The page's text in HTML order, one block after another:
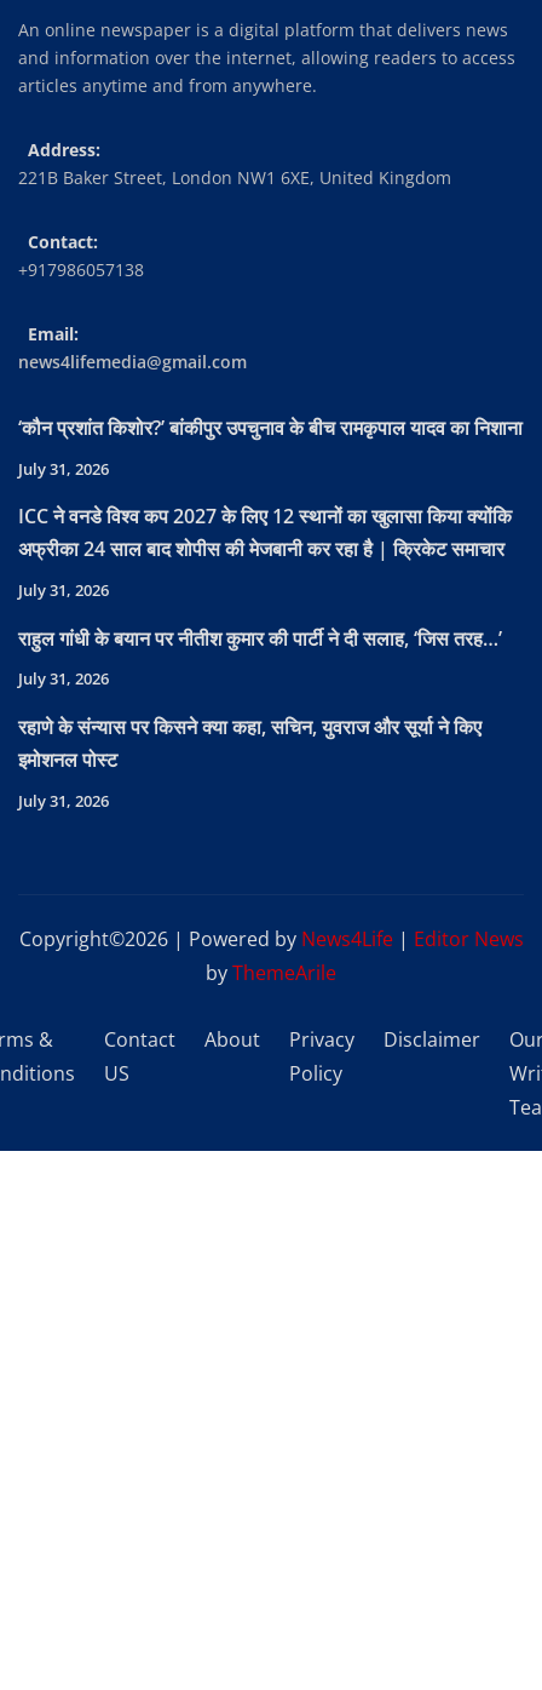
An online newspaper is a digital platform that delivers news
and information over the internet, allowing readers to access
articles anytime and from anywhere.
Address:
221B Baker Street, London NW1 6XE, United Kingdom
Contact:
+917986057138
Email:
news4lifemedia@gmail.com
‘कौन प्रशांत किशोर?’ बांकीपुर उपचुनाव के बीच रामकृपाल यादव का निशाना
July 31, 2026
ICC ने वनडे विश्व कप 2027 के लिए 12 स्थानों का खुलासा किया क्योंकि
अफ्रीका 24 साल बाद शोपीस की मेजबानी कर रहा है | क्रिकेट समाचार
July 31, 2026
राहुल गांधी के बयान पर नीतीश कुमार की पार्टी ने दी सलाह, ‘जिस तरह…’
July 31, 2026
रहाणे के संन्यास पर किसने क्या कहा, सचिन, युवराज और सूर्या ने किए
इमोशनल पोस्ट
July 31, 2026
Copyright©2026 | Powered by News4Life | Editor News
byThemeArile
&
Contact
US
About
Privacy
Policy
Disclaimer